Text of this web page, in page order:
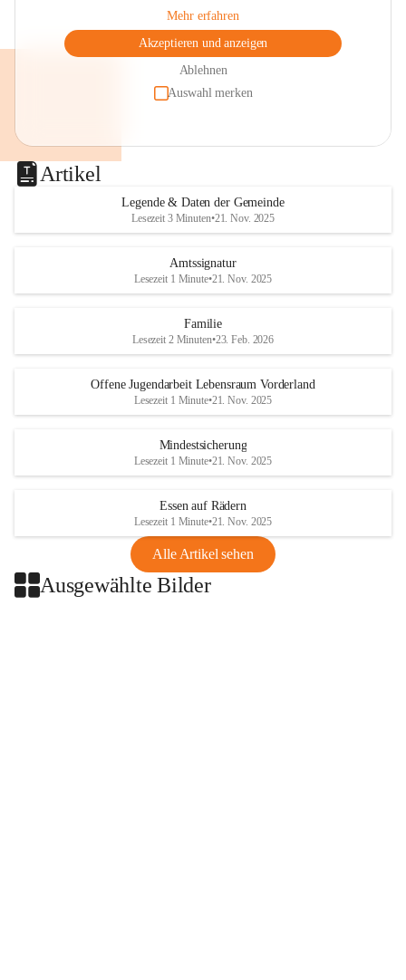
Mehr erfahren
Akzeptieren und anzeigen
Ablehnen
Auswahl merken
Artikel
Legende & Daten der Gemeinde
Lesezeit 3 Minuten•21. Nov. 2025
Amtssignatur
Lesezeit 1 Minute•21. Nov. 2025
Familie
Lesezeit 2 Minuten•23. Feb. 2026
Offene Jugendarbeit Lebensraum Vorderland
Lesezeit 1 Minute•21. Nov. 2025
Mindestsicherung
Lesezeit 1 Minute•21. Nov. 2025
Essen auf Rädern
Lesezeit 1 Minute•21. Nov. 2025
Alle Artikel sehen
Ausgewählte Bilder